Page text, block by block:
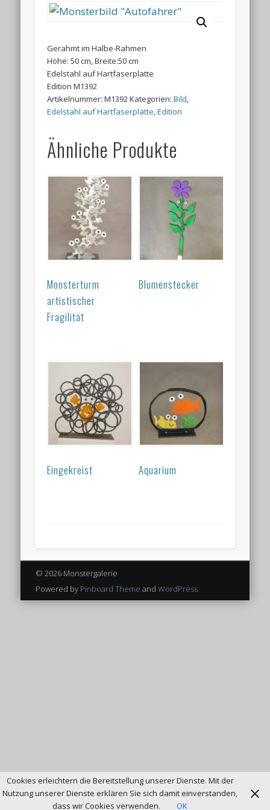
Gerahmt im Halbe-Rahmen
Höhe: 50 cm, Breite:50 cm
Edelstahl auf Hartfaserplatte
Edition M1392
Artikelnummer:M1392Kategorien:Bild,
Edelstahl auf Hartfaserplatte,Edition
Ähnliche Produkte
Monsterturm
artistischer
Fragilität
Blumenstecker
Eingekreist Aquarium
© 2026 Monstergalerie
Powered by Pinboard Theme and WordPress
Cookies erleichtern die Bereitstellung unserer Dienste. Mit der
Nutzung unserer Dienste erklären Sie sich damit einverstanden,
dass wir Cookies verwenden.
OK